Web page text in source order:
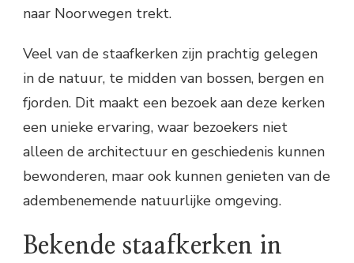
naar Noorwegen trekt.
Veel van de staafkerken zijn prachtig gelegen
in de natuur, te midden van bossen, bergen en
fjorden. Dit maakt een bezoek aan deze kerken
een unieke ervaring, waar bezoekers niet
alleen de architectuur en geschiedenis kunnen
bewonderen, maar ook kunnen genieten van de
adembenemende natuurlijke omgeving.
Bekende staafkerken in